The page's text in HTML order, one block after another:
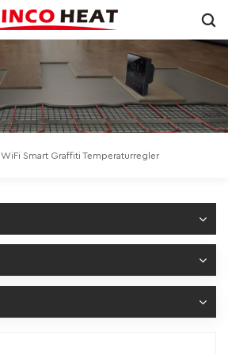
WiFi Smart Graffiti Temperaturregler